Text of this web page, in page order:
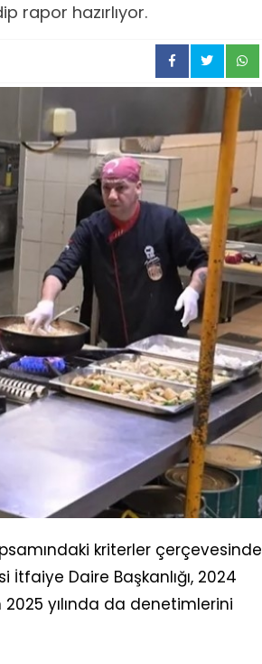
rapor hazırlıyor.
kriterler çerçevesinde
Daire Başkanlığı, 2024
yılında da denetimlerini